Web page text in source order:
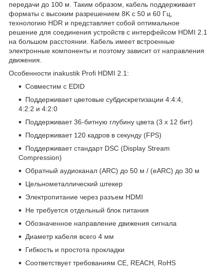
передачи до 100 м. Таким образом, кабель поддерживает
форматы с высоким разрешением 8K с 50 и 60 Гц,
технологию HDR и представляет собой оптимальное
решение для соединения устройств с интерфейсом HDMI 2.1
на большом расстоянии. Кабель имеет встроенные
электронные компоненты и поэтому зависит от направления
движения.
Особенности inakustik Profi HDMI 2.1:
Совместим с EDID
Поддерживает цветовые субдискретизации 4:4:4,
4:2:2 и 4:2:0
Поддерживает 36-битную глубину цвета (3 x 12 бит)
Поддерживает 120 кадров в секунду (FPS)
Поддерживает стандарт DSC (Display Stream
Compression)
Обратный аудиоканал (ARC) до 50 м / (eARC) до 30 м
Цельнометаллический штекер
Электропитание через разъем HDMI
Не требуется отдельный блок питания
Обозначенное направление движения сигнала
Диаметр кабеля всего 4 мм
Гибкость и простота прокладки
Соответствует требованиям CE, REACH, RoHS